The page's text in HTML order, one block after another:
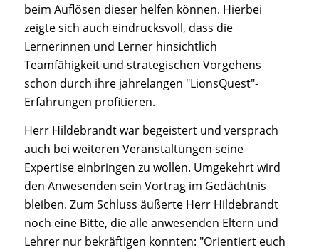
beim Auflösen dieser helfen können. Hierbei
zeigte sich auch eindrucksvoll, dass die
Lernerinnen und Lerner hinsichtlich
Teamfähigkeit und strategischen Vorgehens
schon durch ihre jahrelangen "LionsQuest"-
Erfahrungen profitieren.
Herr Hildebrandt war begeistert und versprach
auch bei weiteren Veranstaltungen seine
Expertise einbringen zu wollen. Umgekehrt wird
den Anwesenden sein Vortrag im Gedächtnis
bleiben. Zum Schluss äußerte Herr Hildebrandt
noch eine Bitte, die alle anwesenden Eltern und
Lehrer nur bekräftigen konnten: "Orientiert euch